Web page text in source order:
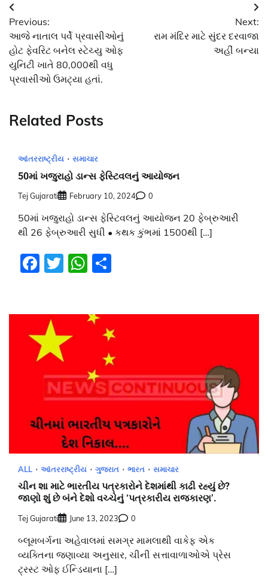
Post
navigation
Previous:
આજે નાતાલ પર્વે પ્રવાસીઓનું
હોટ ફેવરિટ બનેલ સ્ટેચ્યુ ઓફ
યુનિટી ખાતે 80,000થી વધુ
પ્રવાસીઓ ઉમટ્યા હતાં.
Next:
રામ મંદિર માટે સુંદર દરવાજા
અહીં બન્યા
Related Posts
આંતરરાષ્ટ્રીય સમાચાર
50માં ખજુરાહો ડાન્સ ફેસ્ટિવલનું આયોજન
Tej Gujarati February 10, 2024 0
50માં ખજુરાહો ડાન્સ ફેસ્ટિવલનું આયોજન 20 ફેબ્રુઆરી
થી 26 ફેબ્રુઆરી સુધી • કથક કુંભમાં 1500થી […]
Facebook
TwitterWhatsApp
ALL આંતરરાષ્ટ્રીય ગુજરાત ભારત સમાચાર
ચીન શા માટે ભારતીય પત્રકારોને દેશમાંથી કાઢી રહ્યું છે?
જાણો શું છે બંને દેશો વચ્ચેનું ‘પત્રકારીય રાજકારણ’.
Tej Gujarati June 13, 2023 0
બ્લૂમબર્ગના અહેવાલમાં સમગ્ર મામલાથી વાકેફ એક
વ્યક્તિના જણાવ્યા અનુસાર, ચીની સત્તાવાળાઓએ પ્રેસ
ટ્રસ્ટ ઓફ ઈન્ડિયાના […]